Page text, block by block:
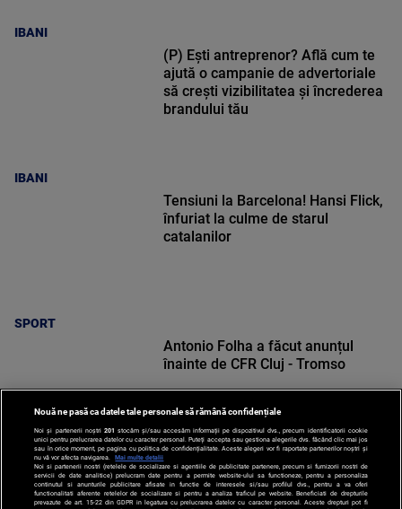
IBANI
IBANI
(P) Ești antreprenor? Află cum te
ajută o campanie de advertoriale
să crești vizibilitatea și încrederea
brandului tău
SPORT
Tensiuni la Barcelona! Hansi Flick,
înfuriat la culme de starul
catalanilor
SPORT
Antonio Folha a făcut anunțul
înainte de CFR Cluj - Tromso
Nouă ne pasă ca datele tale personale să rămână confidențiale
Noi și partenerii noștri 201 stocăm și/sau accesăm informații pe dispozitivul dvs., precum identificatorii cookie
unici pentru prelucrarea datelor cu caracter personal. Puteți accepta sau gestiona alegerile dvs. făcând clic mai jos
sau în orice moment, pe pagina cu politica de confidențialitate. Aceste alegeri vor fi raportate partenerilor noștri și
nu vă vor afecta navigarea.
Mai multe detalii
Noi si partenerii nostri (retelele de socializare si agentiile de publicitate partenere, precum si furnizorii nostri de
servicii de date analitice) prelucram date pentru a permite website-ului sa functioneze, pentru a personaliza
continutul si anunturile publicitare afisate in functie de interesele si/sau profilul dvs., pentru a va oferi
functionalitati aferente retelelor de socializare si pentru a analiza traficul pe website. Beneficiati de drepturile
prevazute de art. 15-22 din GDPR in legatura cu prelucrarea datelor cu caracter personal. Aceste drepturi pot fi